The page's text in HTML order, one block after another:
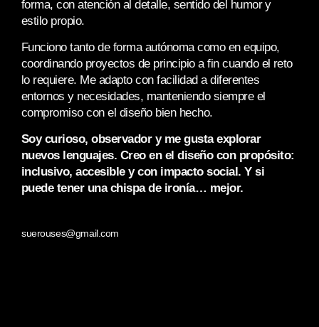
forma, con atención al detalle, sentido del humor y
estilo propio.
Funciono tanto de forma autónoma como en equipo,
coordinando proyectos de principio a fin cuando el reto
lo requiere. Me adapto con facilidad a diferentes
entornos y necesidades, manteniendo siempre el
compromiso con el diseño bien hecho.
Soy curioso, observador y me gusta explorar
nuevos lenguajes. Creo en el diseño con propósito:
inclusivo, accesible y con impacto social. Y si
puede tener una chispa de ironía… mejor.
suerouses@gmail.com